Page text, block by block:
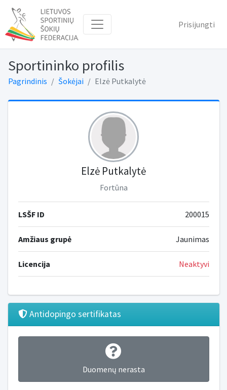
Prisijungti
Sportininko profilis
Pagrindinis Šokėjai Elzė Putkalytė
Elzė Putkalytė
Fortūna
LSŠF ID 200015
Amžiaus grupė Jaunimas
Licencija Neaktyvi
Antidopingo sertifikatas
Duomenų nerasta